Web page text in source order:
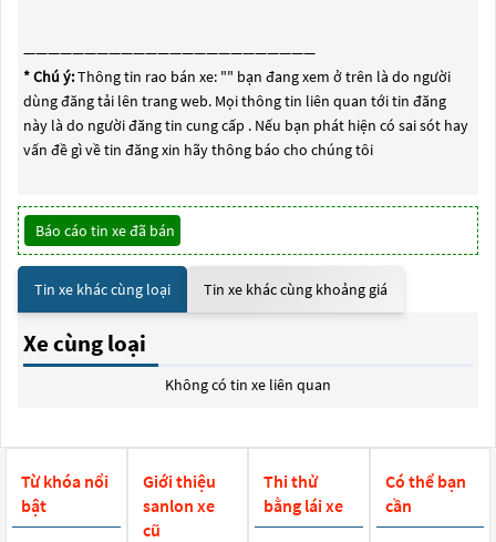
————————————————————————
* Chú ý:Thông tin rao bán xe: "" bạn đang xem ở trên là do người
dùng đăng tải lên trang web. Mọi thông tin liên quan tới tin đăng
này là do người đăng tin cung cấp . Nếu bạn phát hiện có sai sót hay
vấn đề gì về tin đăng xin hãy thông báo cho chúng tôi
Báo cáo tin xe đã bán
Tin xe khác cùng loại Tin xe khác cùng khoảng giá
Xe cùng loại
Không có tin xe liên quan
Từ khóa nổi
bật
Giới thiệu
sanlon xe
cũ
Thi thử
bằng lái xe
Có thể bạn
cần